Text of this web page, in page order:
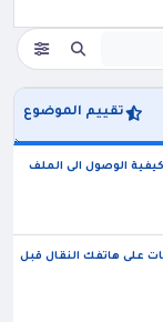
تقييم الموضوع
الوصول الى الملف
على هاتفك النقال قبل